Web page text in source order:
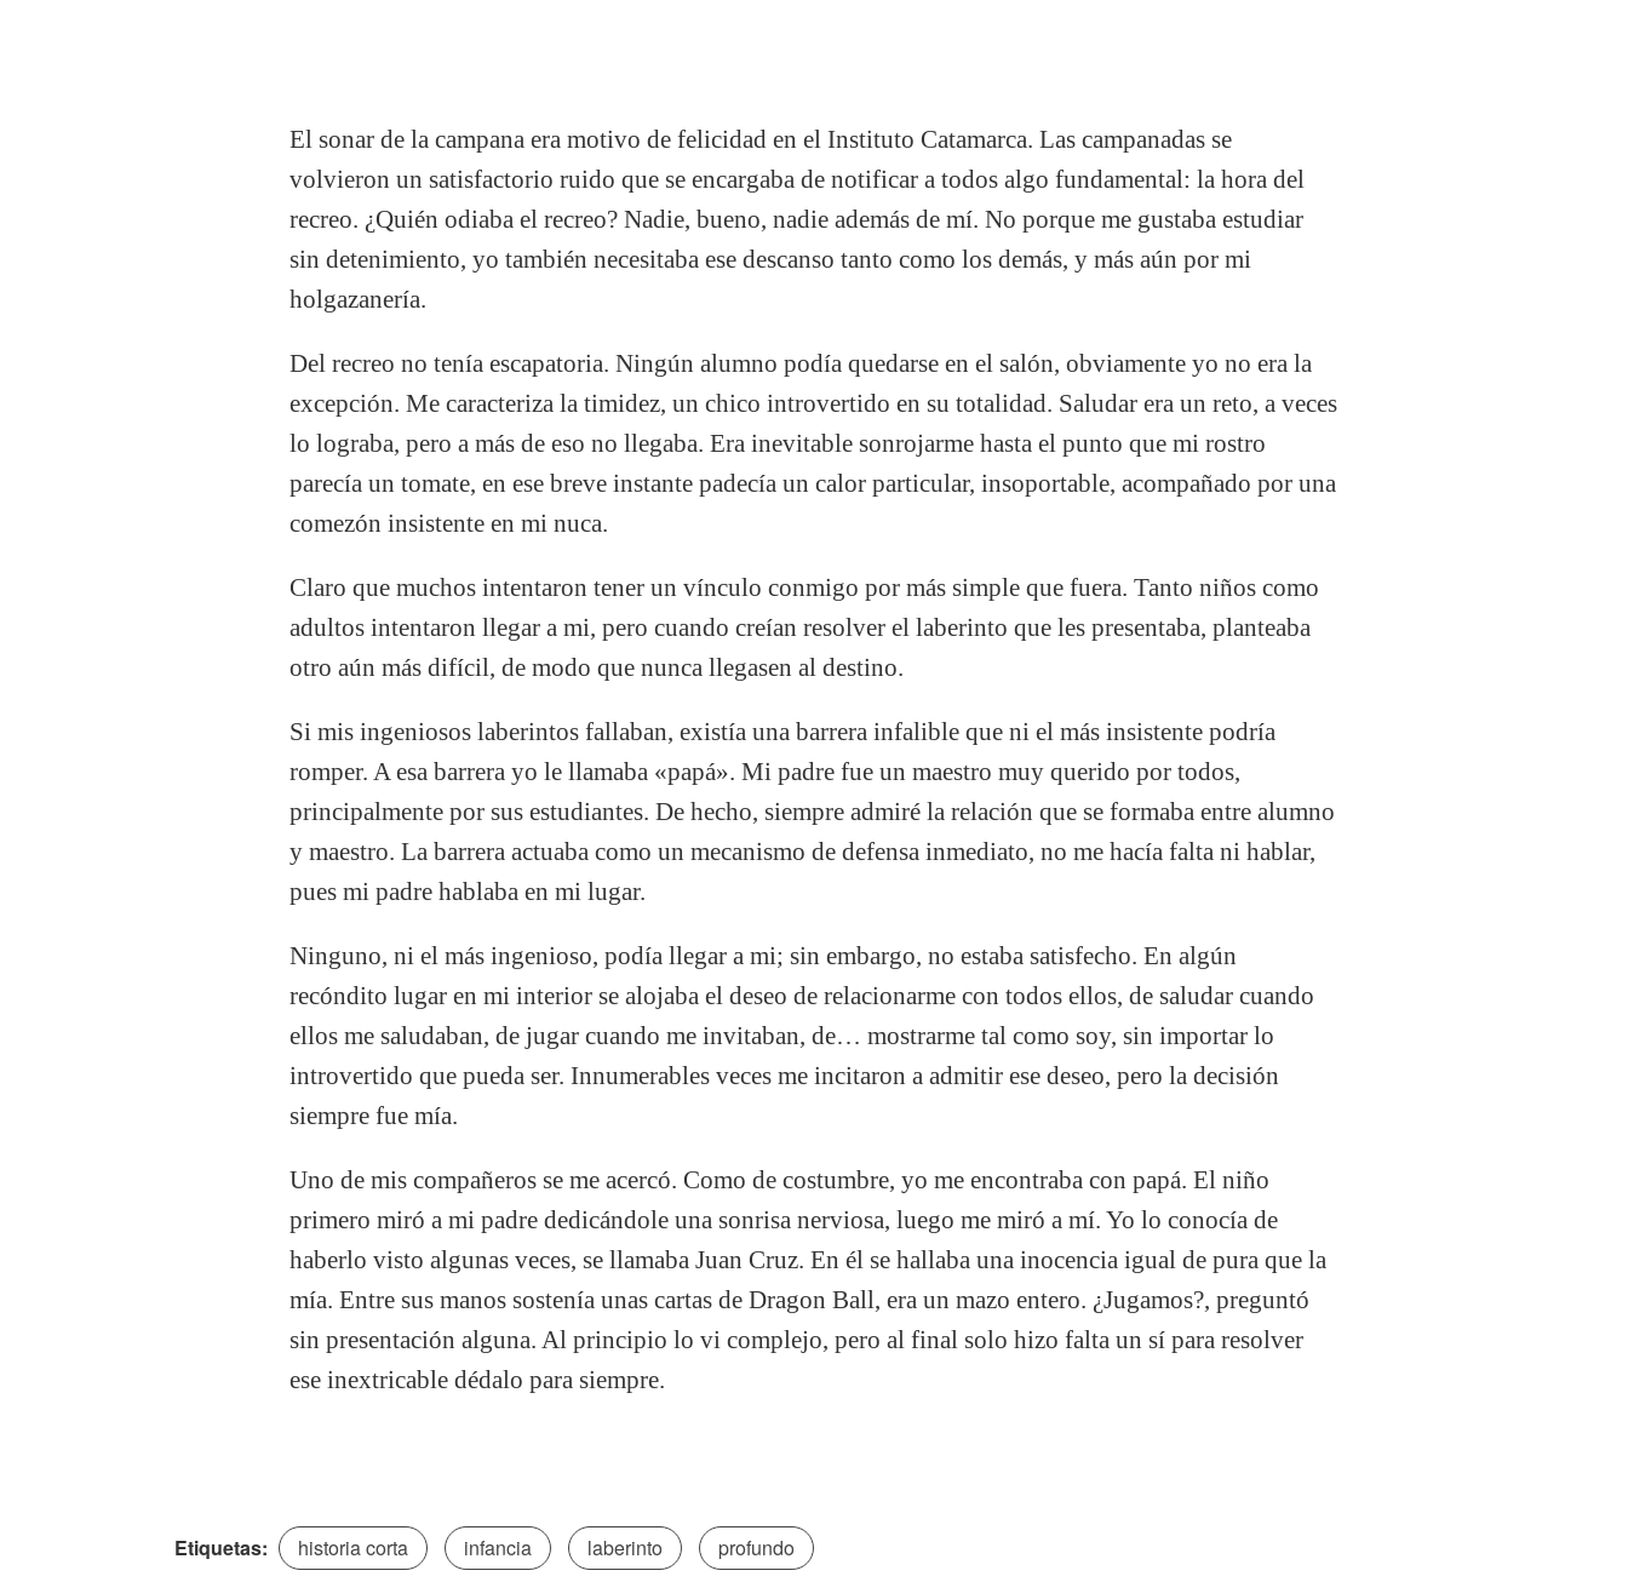
El sonar de la campana era motivo de felicidad en el Instituto Catamarca. Las campanadas se
volvieron un satisfactorio ruido que se encargaba de notificar a todos algo fundamental: la hora del
recreo. ¿Quién odiaba el recreo? Nadie, bueno, nadie además de mí. No porque me gustaba estudiar
sin detenimiento, yo también necesitaba ese descanso tanto como los demás, y más aún por mi
holgazanería.
Del recreo no tenía escapatoria. Ningún alumno podía quedarse en el salón, obviamente yo no era la
excepción. Me caracteriza la timidez, un chico introvertido en su totalidad. Saludar era un reto, a veces
lo lograba, pero a más de eso no llegaba. Era inevitable sonrojarme hasta el punto que mi rostro
parecía un tomate, en ese breve instante padecía un calor particular, insoportable, acompañado por una
comezón insistente en mi nuca.
Claro que muchos intentaron tener un vínculo conmigo por más simple que fuera. Tanto niños como
adultos intentaron llegar a mi, pero cuando creían resolver el laberinto que les presentaba, planteaba
otro aún más difícil, de modo que nunca llegasen al destino.
Si mis ingeniosos laberintos fallaban, existía una barrera infalible que ni el más insistente podría
romper. A esa barrera yo le llamaba «papá». Mi padre fue un maestro muy querido por todos,
principalmente por sus estudiantes. De hecho, siempre admiré la relación que se formaba entre alumno
y maestro. La barrera actuaba como un mecanismo de defensa inmediato, no me hacía falta ni hablar,
pues mi padre hablaba en mi lugar.
Ninguno, ni el más ingenioso, podía llegar a mi; sin embargo, no estaba satisfecho. En algún
recóndito lugar en mi interior se alojaba el deseo de relacionarme con todos ellos, de saludar cuando
ellos me saludaban, de jugar cuando me invitaban, de… mostrarme tal como soy, sin importar lo
introvertido que pueda ser. Innumerables veces me incitaron a admitir ese deseo, pero la decisión
siempre fue mía.
Uno de mis compañeros se me acercó. Como de costumbre, yo me encontraba con papá. El niño
primero miró a mi padre dedicándole una sonrisa nerviosa, luego me miró a mí. Yo lo conocía de
haberlo visto algunas veces, se llamaba Juan Cruz. En él se hallaba una inocencia igual de pura que la
mía. Entre sus manos sostenía unas cartas de Dragon Ball, era un mazo entero. ¿Jugamos?, preguntó
sin presentación alguna. Al principio lo vi complejo, pero al final solo hizo falta un sí para resolver
ese inextricable dédalo para siempre.
Etiquetas: historia corta infancia laberinto profundo